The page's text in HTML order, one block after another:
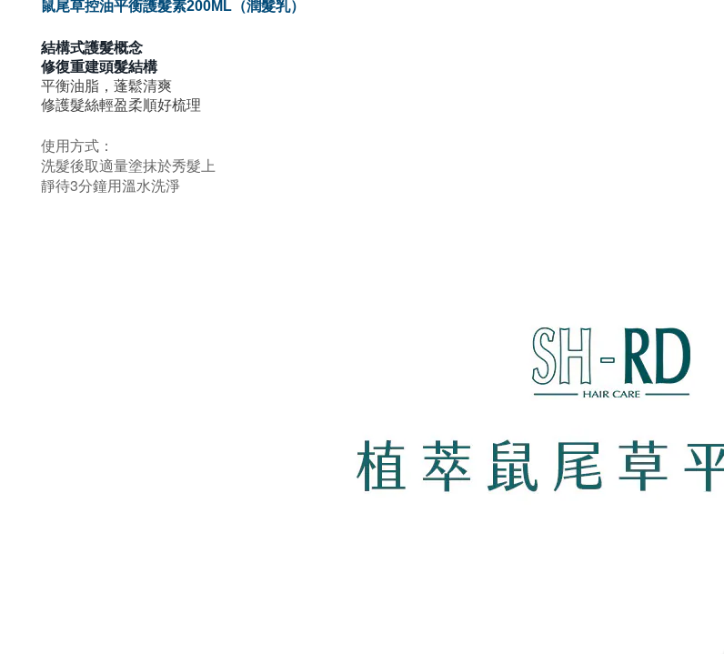
鼠尾草控油平衡護髮素200ML（潤髮乳）
結構式護髮概念
修復重建頭髮結構
平衡油脂，蓬鬆清爽
修護髮絲輕盈柔順好梳理
使用方式：
洗髮後取適量塗抹於秀髮上
靜待3分鐘用溫水洗淨